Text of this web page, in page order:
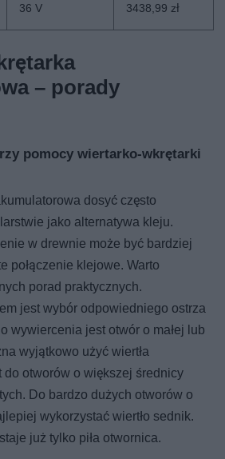
36 V 3438,99 zł
– porady
pomocy wiertarko-wkrętarki
dosyć często
jako alternatywa kleju.
w drewnie może być bardziej
połączenie klejowe. Warto
porad praktycznych.
jest wybór odpowiedniego ostrza
wywiercenia jest otwór o małej lub
wyjątkowo użyć wiertła
otworów o większej średnicy
Do bardzo dużych otworów o
wykorzystać wiertło sednik.
już tylko piła otwornica.